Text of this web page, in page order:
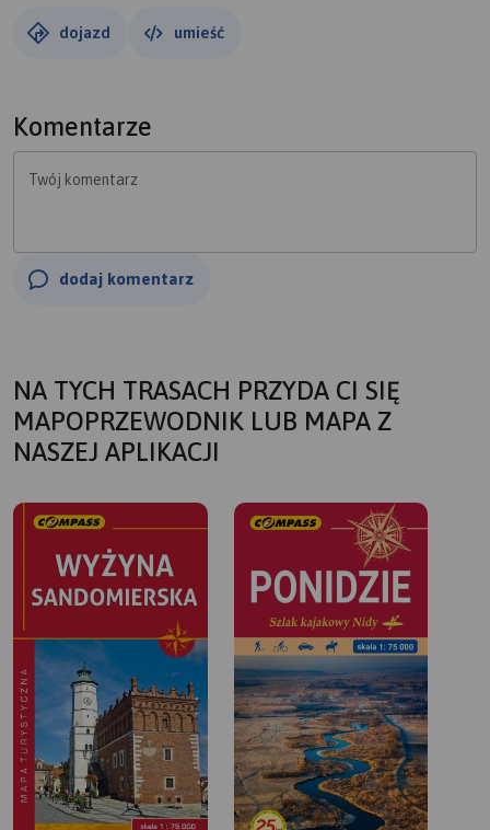
dojazd umieść
Komentarze
Twój komentarz
dodaj komentarz
NA TYCH TRASACH PRZYDA CI SIĘ
MAPOPRZEWODNIK LUB MAPA Z
NASZEJ APLIKACJI